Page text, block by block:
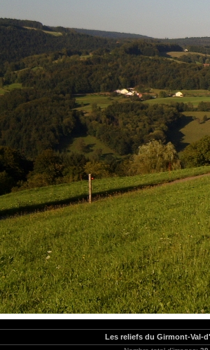
Les reliefs du Girmont-Val-